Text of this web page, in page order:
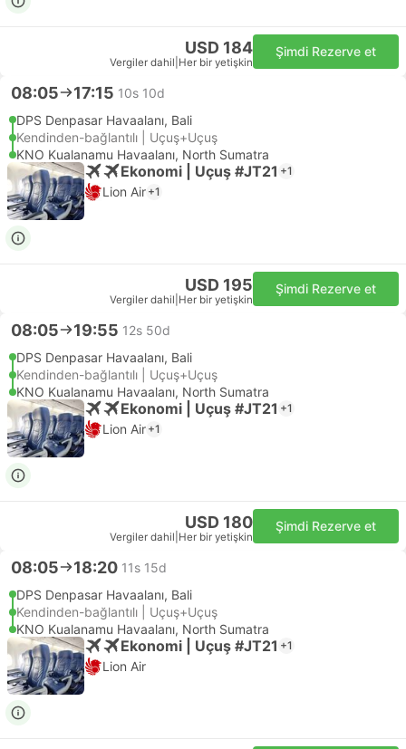
USD 184
Vergiler dahil Her bir yetişkin
Şimdi Rezerve et
08:05 17:15 10s 10d
DPS Denpasar Havaalanı, Bali
Kendinden-bağlantılı | Uçuş+Uçuş
KNO Kualanamu Havaalanı, North Sumatra
Ekonomi | Uçuş #JT21 +1
Lion Air +1
USD 195
Vergiler dahil Her bir yetişkin
Şimdi Rezerve et
08:05 19:55 12s 50d
DPS Denpasar Havaalanı, Bali
Kendinden-bağlantılı | Uçuş+Uçuş
KNO Kualanamu Havaalanı, North Sumatra
Ekonomi | Uçuş #JT21 +1
Lion Air +1
USD 180
Vergiler dahil Her bir yetişkin
Şimdi Rezerve et
08:05 18:20 11s 15d
DPS Denpasar Havaalanı, Bali
Kendinden-bağlantılı | Uçuş+Uçuş
KNO Kualanamu Havaalanı, North Sumatra
Ekonomi | Uçuş #JT21 +1
Lion Air